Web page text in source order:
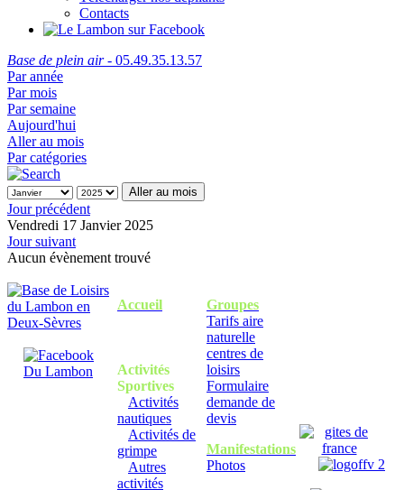
Contacts
Base de plein air- 05.49.35.13.57
Par année
Par mois
Par semaine
Aujourd'hui
Aller au mois
Par catégories
Aller au mois
Jour précédent
Vendredi 17 Janvier 2025
Jour suivant
Aucun évènement trouvé
Accueil
Activités
Sportives
Activités
nautiques
Activités de
grimpe
Autres
activités
Groupes
Tarifs aire
naturelle
centres de
loisirs
Formulaire
demande de
devis
Manifestations
Photos